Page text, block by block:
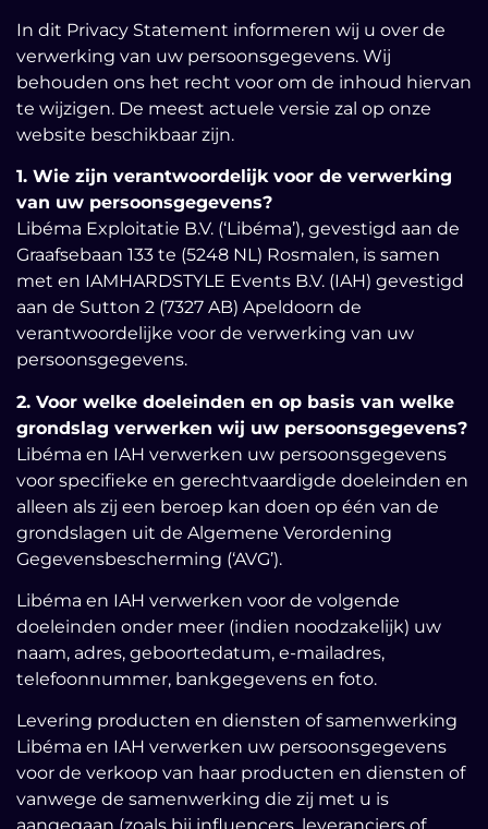
In dit Privacy Statement informeren wij u over de
verwerking van uw persoonsgegevens. Wij
behouden ons het recht voor om de inhoud hiervan
te wijzigen. De meest actuele versie zal op onze
website beschikbaar zijn.
1. Wie zijn verantwoordelijk voor de verwerking
van uw persoonsgegevens?
Libéma Exploitatie B.V. (‘Libéma’), gevestigd aan de
Graafsebaan 133 te (5248 NL) Rosmalen, is samen
met en IAMHARDSTYLE Events B.V. (IAH) gevestigd
aan de Sutton 2 (7327 AB) Apeldoorn de
verantwoordelijke voor de verwerking van uw
persoonsgegevens.
2. Voor welke doeleinden en op basis van welke
grondslag verwerken wij uw persoonsgegevens?
Libéma en IAH verwerken uw persoonsgegevens
voor specifieke en gerechtvaardigde doeleinden en
alleen als zij een beroep kan doen op één van de
grondslagen uit de Algemene Verordening
Gegevensbescherming (‘AVG’).
Libéma en IAH verwerken voor de volgende
doeleinden onder meer (indien noodzakelijk) uw
naam, adres, geboortedatum, e-mailadres,
telefoonnummer, bankgegevens en foto.
Levering producten en diensten of samenwerking
Libéma en IAH verwerken uw persoonsgegevens
voor de verkoop van haar producten en diensten of
vanwege de samenwerking die zij met u is